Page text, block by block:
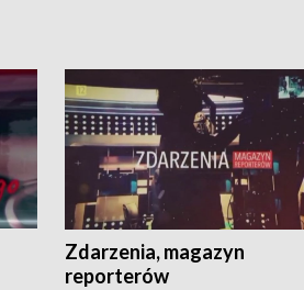
Zdarzenia, magazyn
reporterów